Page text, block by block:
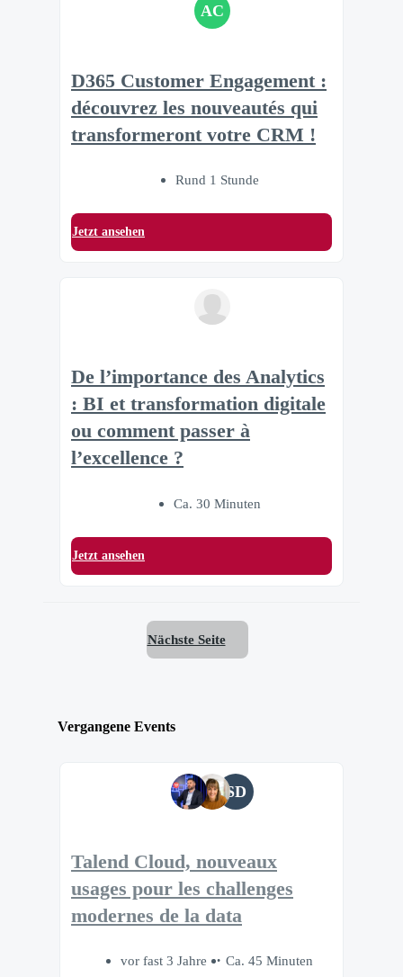
AC
D365 Customer Engagement :
découvrez les nouveautés qui
transformeront votre CRM !
Rund 1 Stunde
Jetzt ansehen
De l’importance des Analytics
: BI et transformation digitale
ou comment passer à
l’excellence ?
Ca. 30 Minuten
Jetzt ansehen
Nächste Seite
Vergangene Events
SD
Talend Cloud, nouveaux
usages pour les challenges
modernes de la data
vor fast 3 Jahre Ca. 45 Minuten